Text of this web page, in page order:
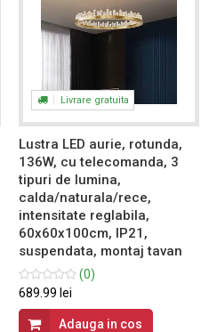
Livrare gratuita
Lustra LED aurie, rotunda,
136W, cu telecomanda, 3
tipuri de lumina,
calda/naturala/rece,
intensitate reglabila,
60x60x100cm, IP21,
suspendata, montaj tavan
(0)
689.99 lei
Adauga in cos